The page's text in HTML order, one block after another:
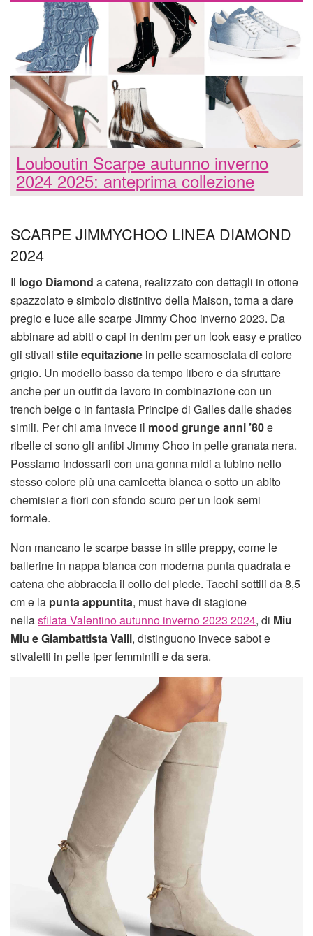
Louboutin Scarpe autunno inverno
2024 2025: anteprima collezione
SCARPE JIMMYCHOO LINEA DIAMOND
2024
Il logo Diamond a catena, realizzato con dettagli in ottone
spazzolato e simbolo distintivo della Maison, torna a dare
pregio e luce alle scarpe Jimmy Choo inverno 2023. Da
abbinare ad abiti o capi in denim per un look easy e pratico
gli stivali stile equitazione in pelle scamosciata di colore
grigio. Un modello basso da tempo libero e da sfruttare
anche per un outfit da lavoro in combinazione con un
trench beige o in fantasia Principe di Galles dalle shades
simili. Per chi ama invece il mood grunge anni ’80e
ribelle ci sono gli anfibi Jimmy Choo in pelle granata nera.
Possiamo indossarli con una gonna midi a tubino nello
stesso colore più una camicetta bianca o sotto un abito
chemisier a fiori con sfondo scuro per un look semi
formale.
Non mancano le scarpe basse in stile preppy, come le
ballerine in nappa bianca con moderna punta quadrata e
catena che abbraccia il collo del piede. Tacchi sottili da 8,5
cm e la punta appuntita, must have di stagione
nellasfilata Valentino autunno inverno 2023 2024, di Miu
Miu e Giambattista Valli, distinguono invece sabot e
stivaletti in pelle iper femminili e da sera.